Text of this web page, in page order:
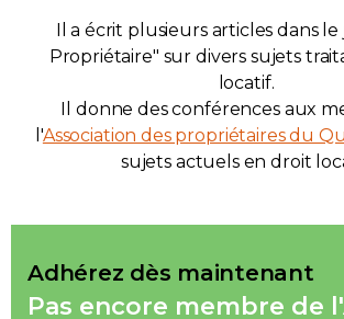
Il a écrit plusieurs articles dans
Propriétaire" sur divers sujets
locatif.
Il donne des conférences aux
l'Association des propriétaires du
sujets actuels en droit
Adhérez dès maintenant
Pas encore membre de